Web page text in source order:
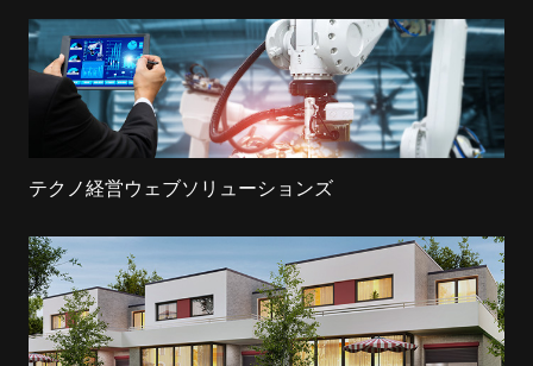
テクノ経営ウェブソリューションズ